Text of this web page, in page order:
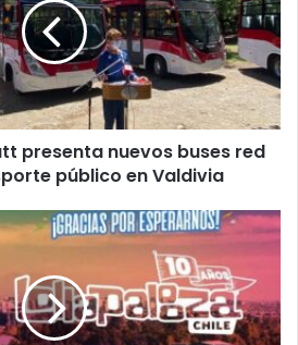
presenta nuevos buses red
público en Valdivia